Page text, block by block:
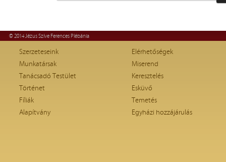
© 2014 Jézus Szíve Ferences Plébánia
Szerzeteseink
Munkatársak
Tanácsadó Testület
Történet
Fíliák
Alapítvány
Elérhetőségek
Miserend
Keresztelés
Esküvő
Temetés
Egyházi hozzájárulás